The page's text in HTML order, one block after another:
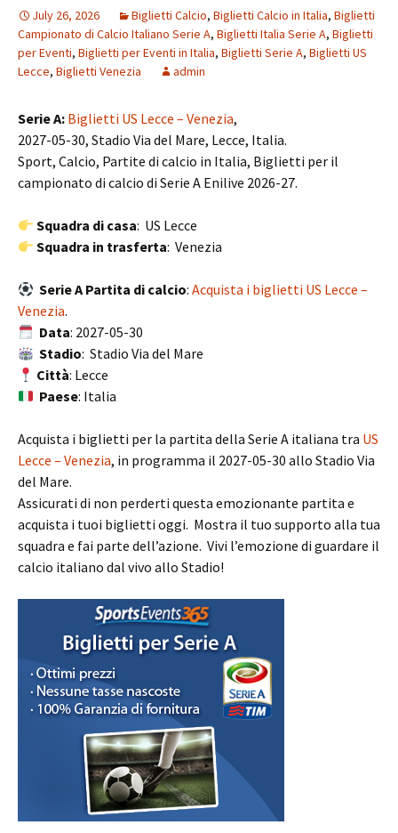
July 26, 2026 Biglietti Calcio, Biglietti Calcio in Italia, Biglietti
Campionato di Calcio Italiano Serie A, Biglietti Italia Serie A, Biglietti
per Eventi, Biglietti per Eventi in Italia, Biglietti Serie A, Biglietti US
Lecce, Biglietti Venezia admin
Serie A: Biglietti US Lecce – Venezia,
2027-05-30, Stadio Via del Mare, Lecce, Italia.
Sport, Calcio, Partite di calcio in Italia, Biglietti per il
campionato di calcio di Serie A Enilive 2026-27.
Squadra di casa: US Lecce
Squadra in trasferta: Venezia
Serie A Partita di calcio:Acquista i biglietti US Lecce –
Venezia.
Data: 2027-05-30
Stadio: Stadio Via del Mare
Città: Lecce
Paese: Italia
Acquista i biglietti per la partita della Serie A italiana tra US
Lecce – Venezia, in programma il 2027-05-30 allo Stadio Via
del Mare.
Assicurati di non perderti questa emozionante partita e
acquista i tuoi biglietti oggi. Mostra il tuo supporto alla tua
squadra e fai parte dell’azione. Vivi l’emozione di guardare il
calcio italiano dal vivo allo Stadio!